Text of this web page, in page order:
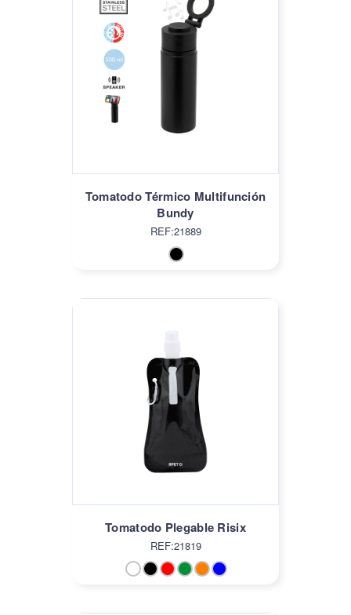
Tomatodo Térmico Multifunción
Bundy
REF:21889
Tomatodo Plegable Risix
REF:21819